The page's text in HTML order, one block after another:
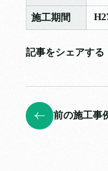
施工期間
記事をシェアする
前の施工事